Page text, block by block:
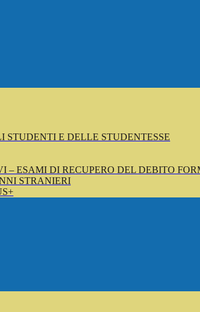
E DELLE STUDENTESSE
– ESAMI DI RECUPERO DEL DEBITO
STRANIERI